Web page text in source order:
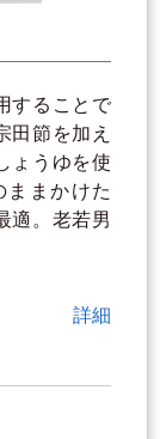
することで
田節を加え
ょうゆを使
ままかけた
適。老若男
詳細